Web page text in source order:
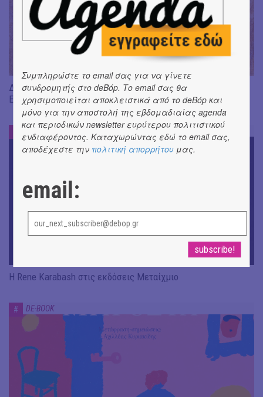
Διαβάσαμε: «Η πηγή των δακρύων» του Jean-Paul Dubois ||
Εκδ. Δώμα
DE-BOOK
Η Rene Karabash στις εκδόσεις Μεταίχμιο
# DE-BOOK
Συμπληρώστε το email σας για να γίνετε
συνδρομητής στο deBόp. Το email σας θα
χρησιμοποιείται αποκλειστικά από το deBόp και
μόνο για την αποστολή της εβδομαδιαίας agenda
και περιοδικών newsletter ευρύτερου πολιτιστικού
ενδιαφέροντος. Καταχωρώντας εδώ το email σας,
αποδέχεστε την πολιτική απορρήτου μας.
email: